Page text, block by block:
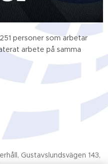
personer som arbetar
arbete på samma
Gustavslundsvägen 143,